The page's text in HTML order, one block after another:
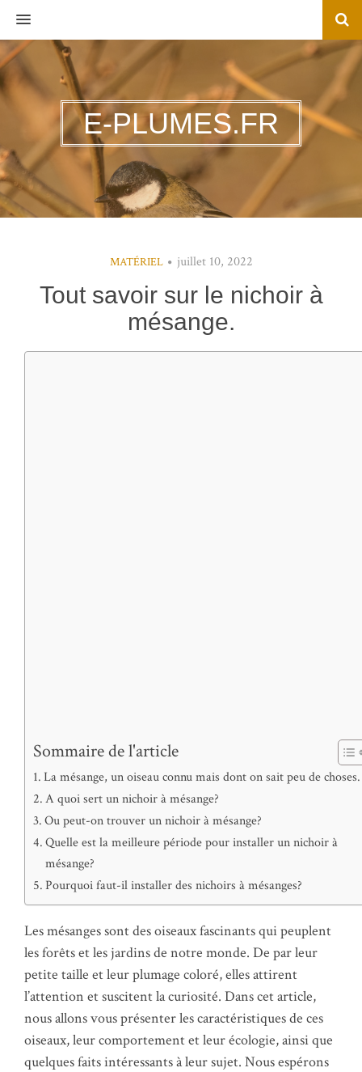
MENU
E-PLUMES.FR
MATÉRIEL juillet 10, 2022
Tout savoir sur le nichoir à
mésange.
Sommaire de l'article
La mésange, un oiseau connu mais dont on sait peu de choses.
A quoi sert un nichoir à mésange?
Ou peut-on trouver un nichoir à mésange?
Quelle est la meilleure période pour installer un nichoir à
mésange?
Pourquoi faut-il installer des nichoirs à mésanges?
Les mésanges sont des oiseaux fascinants qui peuplent
les forêts et les jardins de notre monde. De par leur
petite taille et leur plumage coloré, elles attirent
l’attention et suscitent la curiosité. Dans cet article,
nous allons vous présenter les caractéristiques de ces
oiseaux, leur comportement et leur écologie, ainsi que
quelques faits intéressants à leur sujet. Nous espérons